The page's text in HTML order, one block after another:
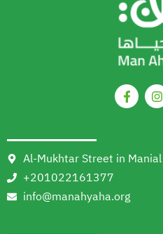
Al-Mukhtar Street in
+201022161377
info@manahyaha.org